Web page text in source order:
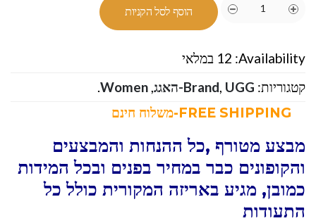
הוסף לסל הקניות
Availability: 12 במלאי
קטגוריות:
Brand, UGG-האגג ,
Women
.
מבצע מטורף ,כל ההנחות והמבצעים
והקופונים כבר במחיר בפנים ובכל המידות
כמובן, מגיע באריזה המקורית כולל כל
התעודות